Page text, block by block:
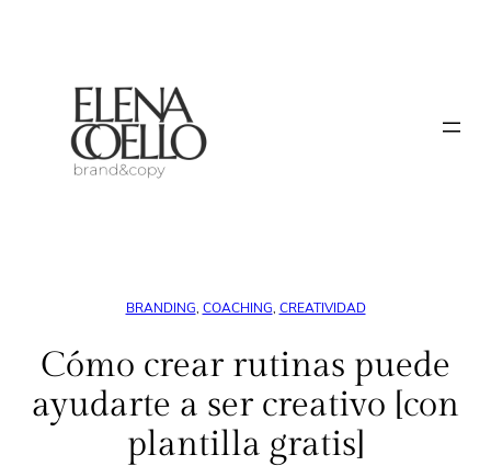
BRANDING, COACHING, CREATIVIDAD
Cómo crear rutinas puede
ayudarte a ser creativo [con
plantilla gratis]